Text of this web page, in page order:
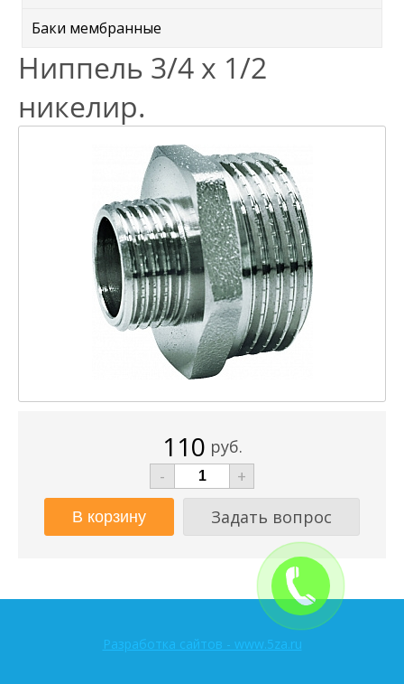
Баки мембранные
Ниппель 3/4 x 1/2
никелир.
110 руб.
-
+
Задать вопрос
Разработка сайтов - www.5za.ru